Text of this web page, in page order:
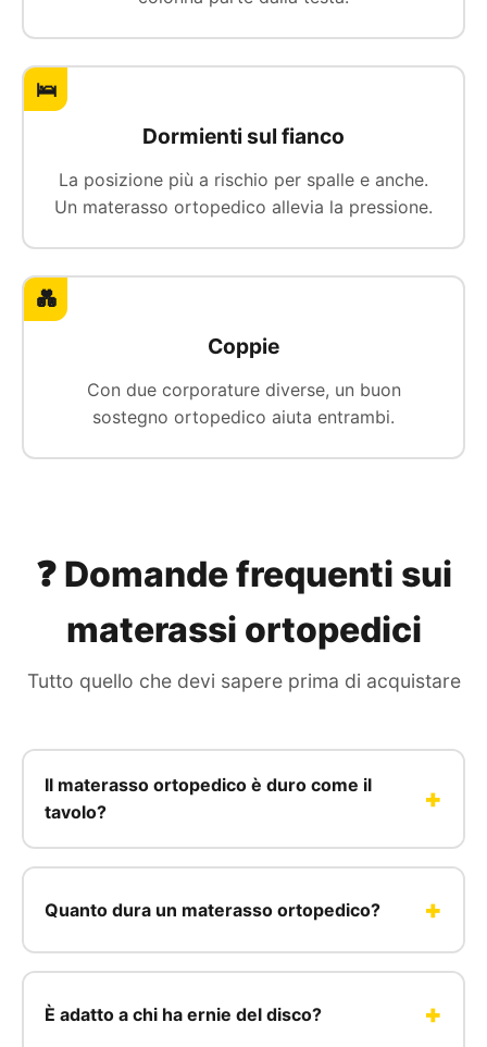
🛌
Dormienti sul fianco
La posizione più a rischio per spalle e anche.
Un materasso ortopedico allevia la pressione.
💑
Coppie
Con due corporature diverse, un buon
sostegno ortopedico aiuta entrambi.
❓ Domande frequenti sui
materassi ortopedici
Tutto quello che devi sapere prima di acquistare
Il materasso ortopedico è duro come il
tavolo?
Quanto dura un materasso ortopedico?
È adatto a chi ha ernie del disco?